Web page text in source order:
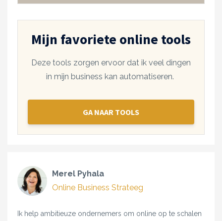
Mijn favoriete online tools
Deze tools zorgen ervoor dat ik veel dingen
in mijn business kan automatiseren.
GA NAAR TOOLS
Merel Pyhala
Online Business Strateeg
Ik help ambitieuze ondernemers om online op te schalen